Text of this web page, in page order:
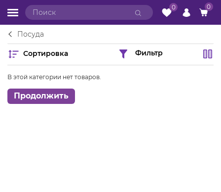
0 0
Посуда
Сортировка Фильтр
В этой категории нет товаров.
Продолжить